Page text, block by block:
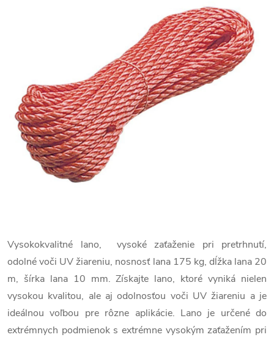
Vysokokvalitné lano, vysoké zaťaženie pri pretrhnutí,
odolné voči UV žiareniu, nosnosť lana 175 kg, dĺžka lana 20
m, šírka lana 10 mm. Získajte lano, ktoré vyniká nielen
vysokou kvalitou, ale aj odolnosťou voči UV žiareniu a je
ideálnou voľbou pre rôzne aplikácie. Lano je určené do
extrémnych podmienok s extrémne vysokým zaťažením pri